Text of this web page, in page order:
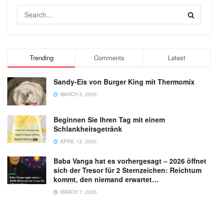
Trending Comments Latest
Sandy-Eis von Burger King mit Thermomix
MARCH 5, 2025
Beginnen Sie Ihren Tag mit einem
Schlankheitsgetränk
APRIL 12, 2025
Baba Vanga hat es vorhergesagt – 2026 öffnet
sich der Tresor für 2 Sternzeichen: Reichtum
kommt, den niemand erwartet…
MARCH 7, 2026